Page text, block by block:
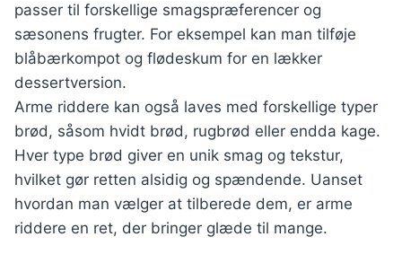
passer til forskellige smagspræferencer og
sæsonens frugter. For eksempel kan man tilføje
blåbærkompot og flødeskum for en lækker
dessertversion.
Arme riddere kan også laves med forskellige typer
brød, såsom hvidt brød, rugbrød eller endda kage.
Hver type brød giver en unik smag og tekstur,
hvilket gør retten alsidig og spændende. Uanset
hvordan man vælger at tilberede dem, er arme
riddere en ret, der bringer glæde til mange.